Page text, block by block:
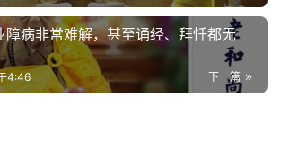
注册
障病非常难解，甚至诵经、拜忏都无
下一篇
4:46